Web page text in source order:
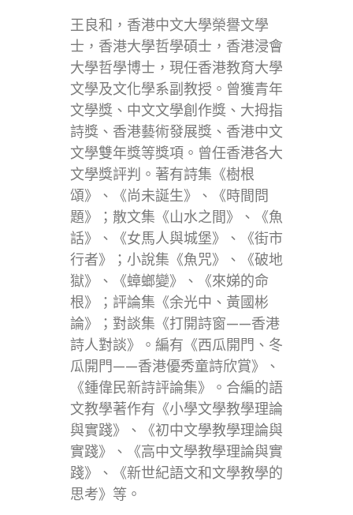
王良和，香港中文大學榮譽文學
士，香港大學哲學碩士，香港浸會
大學哲學博士，現任香港教育大學
文學及文化學系副教授。曾獲青年
文學獎、中文文學創作獎、大拇指
詩獎、香港藝術發展獎、香港中文
文學雙年獎等獎項。曾任香港各大
文學獎評判。著有詩集《樹根
頌》、《尚未誕生》、《時間問
題》；散文集《山水之間》、《魚
話》、《女馬人與城堡》、《街市
行者》；小說集《魚咒》、《破地
獄》、《蟑螂變》、《來娣的命
根》；評論集《余光中、黃國彬
論》；對談集《打開詩窗——香港
詩人對談》。編有《西瓜開門、冬
瓜開門——香港優秀童詩欣賞》、
《鍾偉民新詩評論集》。合編的語
文教學著作有《小學文學教學理論
與實踐》、《初中文學教學理論與
實踐》、《高中文學教學理論與實
踐》、《新世紀語文和文學教學的
思考》等。